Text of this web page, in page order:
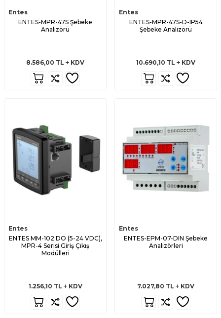
Entes
ENTES-MPR-47S Şebeke
Analizörü
8.586,00 TL KDV
Entes
ENTES-MPR-47S-D-IP54
Şebeke Analizörü
10.690,10 TL KDV
Entes
ENTES MM-102 DO (5-24 VDC),
MPR-4 Serisi Giriş Çıkış
Modülleri
1.256,10 TL KDV
Entes
ENTES-EPM-07-DIN Şebeke
Analizörleri
7.027,80 TL KDV